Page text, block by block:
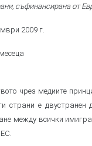
съфинансирана от
2009 г.
чрез медиите
страни е двустранен
между всички